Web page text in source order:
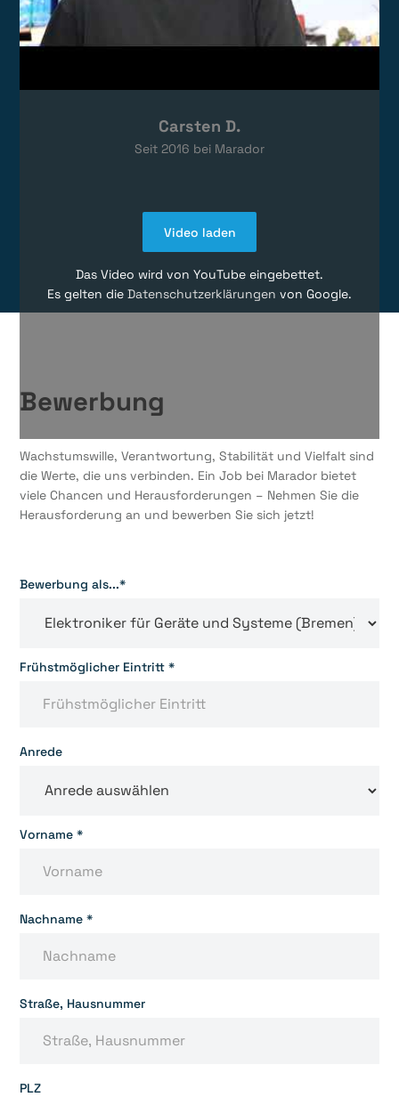
Video laden
Das Video wird von YouTube eingebettet.
Es gelten die Datenschutzerklärungen von Google.
Carsten D.
Seit 2016 bei Marador
Bewerbung
Wachstumswille, Verantwortung, Stabilität und Vielfalt sind
die Werte, die uns verbinden. Ein Job bei Marador bietet
viele Chancen und Herausforderungen – Nehmen Sie die
Herausforderung an und bewerben Sie sich jetzt!
Bewerbung als...*
Frühstmöglicher Eintritt *
Anrede
Vorname *
Nachname *
Straße, Hausnummer
PLZ